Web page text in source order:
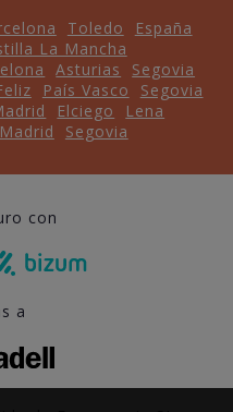
Toledo
España
La Mancha
Asturias
Segovia
País Vasco
Segovia
Elciego
Lena
Madrid Segovia
con
a